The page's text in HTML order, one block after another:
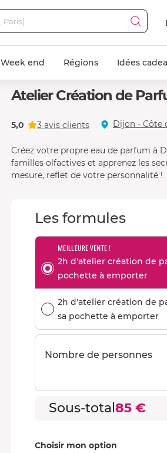
Week end Régions Idées
Atelier Création de
5,0 3 avis clients Dijon - Côte
Créez votre propre eau de parfum à
familles olfactives et apprenez les
mesure, reflet de votre personnalité !
Les formules
MEILLEURE VENTE !
2h d'atelier création de
pochette à emporter
2h d'atelier création de
sa pochette à emporter
Nombre de personnes
Sous-total 85 €
Choisir mon option